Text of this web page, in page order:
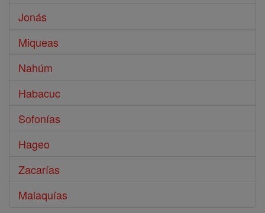
Jonás
Miqueas
Nahúm
Habacuc
Sofonías
Hageo
Zacarías
Malaquías